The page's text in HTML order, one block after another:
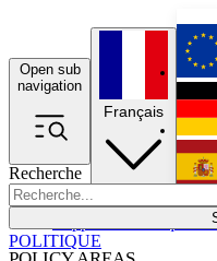
Open sub
navigation
Recherche
Français
POLITIQUE